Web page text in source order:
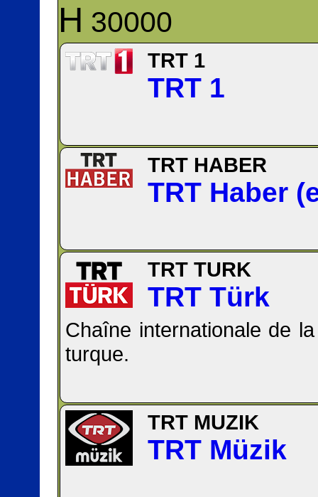
H 30000
TRT 1
TRT 1
TRT HABER
TRT Haber
TRT TURK
TRT Türk
Chaîne internationale de
turque.
TRT MUZIK
TRT Müzik